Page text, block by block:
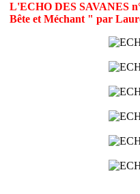
L'ECHO DES SAVANES
Bête et Méchant " par